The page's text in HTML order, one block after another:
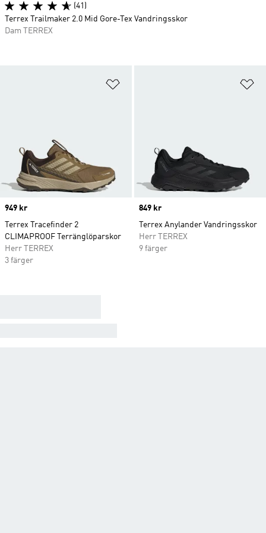
Price
949 kr
Terrex Tracefinder 2
CLIMAPROOF Terränglöparskor
Herr TERREX
3 färger
Price
849 kr
Terrex Anylander Vandringsskor
Herr TERREX
9 färger
(41)
Terrex Trailmaker 2.0 Mid Gore-Tex Vandringsskor
Dam TERREX